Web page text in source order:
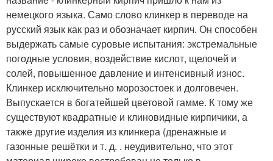
немецкого языка. Само слово клинкер в переводе на
русский язык как раз и обозначает кирпич. Он способен
выдержать самые суровые испытания: экстремальные
погодные условия, воздействие кислот, щелочей и
солей, повышенное давление и интенсивный износ.
Клинкер исключительно морозостоек и долговечен.
Выпускается в богатейшей цветовой гамме. К тому же
существуют квадратные и клиновидные кирпичики, а
также другие изделия из клинкера (дренажные и
газонные решётки и т. д. . неудивительно, что этот